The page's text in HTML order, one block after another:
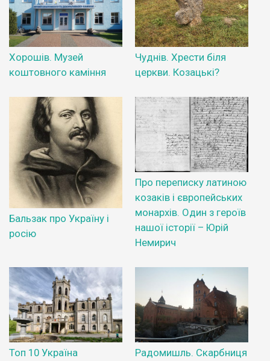
Хорошів. Музей
коштовного каміння
Чуднів. Хрести біля
церкви. Козацькі?
Бальзак про Україну і
росію
Про переписку латиною
козаків і європейських
монархів. Один з героїв
нашої історії – Юрій
Немирич
Топ 10 Україна
Радомишль. Скарбниця